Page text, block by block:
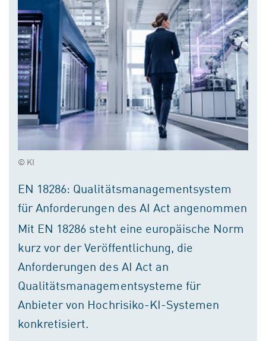
© KI
EN 18286: Qualitätsmanagementsystem
für Anforderungen des AI Act angenommen
Mit EN 18286 steht eine europäische Norm
kurz vor der Veröffentlichung, die
Anforderungen des AI Act an
Qualitätsmanagementsysteme für
Anbieter von Hochrisiko-KI-Systemen
konkretisiert.